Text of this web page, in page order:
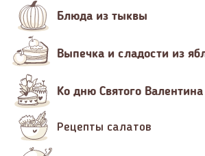
Блюда из тыквы
Выпечка и сладости из
Ко дню Святого Валентина
Рецепты салатов